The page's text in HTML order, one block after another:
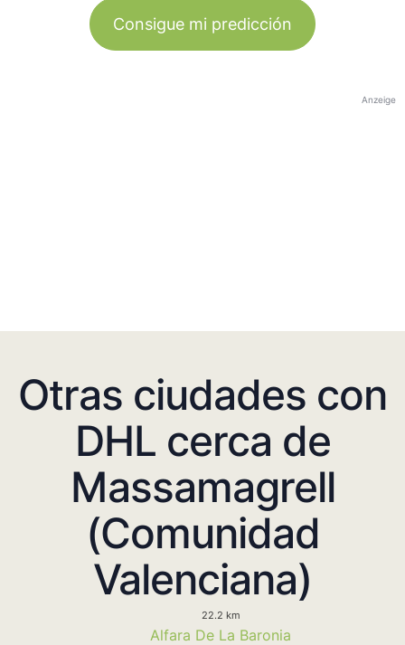
Consigue mi predicción
Anzeige
Otras ciudades con
DHL cerca de
Massamagrell
(Comunidad
Valenciana)
22.2 km
Alfara De La Baronia